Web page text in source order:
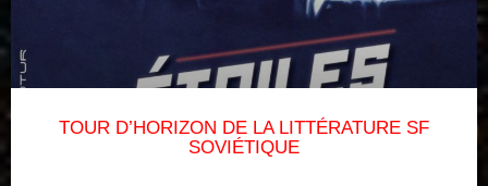
TOUR D’HORIZON DE LA LITTÉRATURE SF
SOVIÉTIQUE